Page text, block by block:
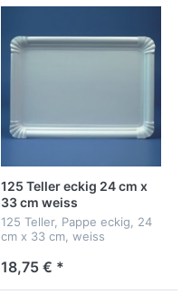
125 Teller eckig 24 cm x
33 cm weiss
125 Teller, Pappe eckig, 24
cm x 33 cm, weiss
18,75 € *